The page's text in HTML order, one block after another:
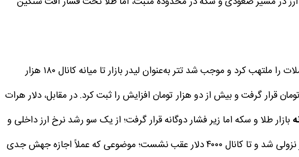
روز پنج‌شنبه در بازار ارز، افزایش تنش‌های سیاسی و نگرانی نسبت به آینده دیپلماسی، فضای معاملات را ملتهب کرد و موجب شد تتر به‌عنوان لیدر بازار تا میانه کانال ۱۸۰ هزار
تومان پیشروی کند. دلار آزاد نیز با گپ مثبت وارد معاملات شد و در نهایت در سطح ۱۸۰ هزار و ۱۲۰ تومان قرار گرفت و بیش از دو هزار تومان افزایش را ثبت کرد. در مقابل، دلار هرات
بازار طلا و سکه اما زیر فشار دوگانه قرار گرفت؛ از یک سو رشد نرخ ارز داخلی و
از سوی دیگر سقوط بیش از ۳۰۰ دلاری طلای جهانی. اونس جهانی از محدوده ۴۳۴۵ دلار وارد مسیر نزولی شد و تا کانال ۴۰۰۰ دلار عقب نشست؛ موضوعی که عملاً اجازه جهش جدی